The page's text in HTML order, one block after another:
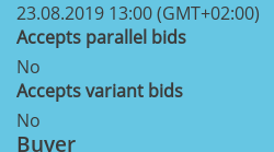
23.08.2019 13:00 (GMT+02:00)
Accepts parallel bids
No
Accepts variant bids
No
Buyer